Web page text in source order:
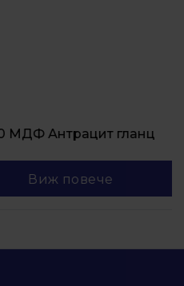
Антрацит гланц
Виж повече